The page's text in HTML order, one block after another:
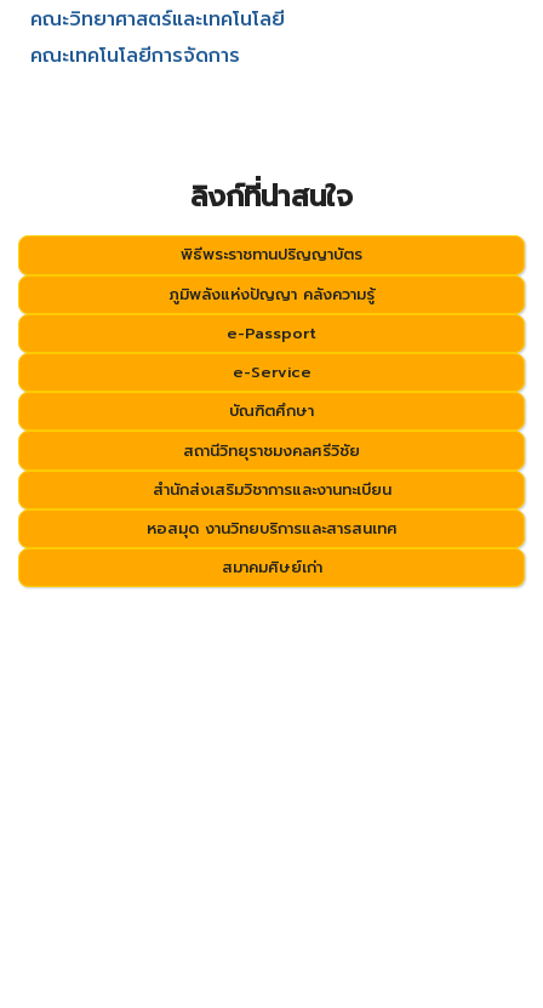
คณะวิทยาศาสตร์และเทคโนโลยี
คณะเทคโนโลยีการจัดการ
ลิงก์ที่น่าสนใจ
พิธีพระราชทานปริญญาบัตร
ภูมิพลังแห่งปัญญา คลังความรู้
e-Passport
e-Service
บัณฑิตศึกษา
สถานีวิทยุราชมงคลศรีวิชัย
สำนักส่งเสริมวิชาการและงานทะเบียน
หอสมุด งานวิทยบริการและสารสนเทศ
สมาคมศิษย์เก่า